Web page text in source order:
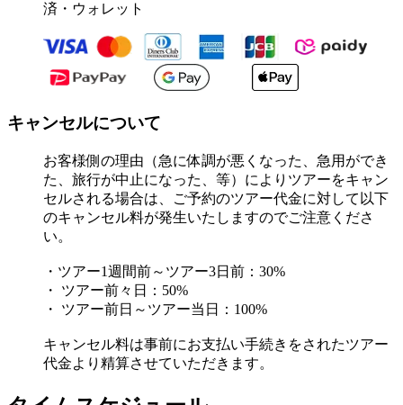
済・ウォレット
キャンセルについて
お客様側の理由（急に体調が悪くなった、急用ができ
た、旅行が中止になった、等）によりツアーをキャン
セルされる場合は、ご予約のツアー代金に対して以下
のキャンセル料が発生いたしますのでご注意くださ
い。
・ツアー1週間前～ツアー3日前：30%
・ ツアー前々日：50%
・ ツアー前日～ツアー当日：100%
キャンセル料は事前にお支払い手続きをされたツアー
代金より精算させていただきます。